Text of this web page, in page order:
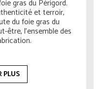
gras du Périgord.
et terroir,
du foie gras du
être, l’ensemble des
PLUS